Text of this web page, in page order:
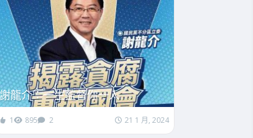
謝龍介：一生監督你一人
1 895 2 21 1 月, 2024